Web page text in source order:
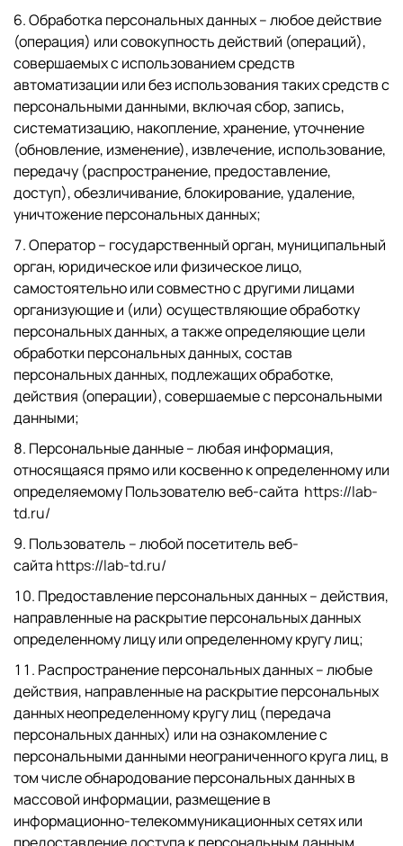
Обработка персональных данных – любое действие
(операция) или совокупность действий (операций),
совершаемых с использованием средств
автоматизации или без использования таких средств с
персональными данными, включая сбор, запись,
систематизацию, накопление, хранение, уточнение
(обновление, изменение), извлечение, использование,
передачу (распространение, предоставление,
доступ), обезличивание, блокирование, удаление,
уничтожение персональных данных;
Оператор – государственный орган, муниципальный
орган, юридическое или физическое лицо,
самостоятельно или совместно с другими лицами
организующие и (или) осуществляющие обработку
персональных данных, а также определяющие цели
обработки персональных данных, состав
персональных данных, подлежащих обработке,
действия (операции), совершаемые с персональными
данными;
Персональные данные – любая информация,
относящаяся прямо или косвенно к определенному или
определяемому Пользователю веб-сайта https://lab-
td.ru/
Пользователь – любой посетитель веб-
сайта https://lab-td.ru/
Предоставление персональных данных – действия,
направленные на раскрытие персональных данных
определенному лицу или определенному кругу лиц;
Распространение персональных данных – любые
действия, направленные на раскрытие персональных
данных неопределенному кругу лиц (передача
персональных данных) или на ознакомление с
персональными данными неограниченного круга лиц, в
том числе обнародование персональных данных в
массовой информации, размещение в
информационно-телекоммуникационных сетях или